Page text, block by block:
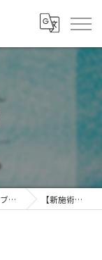
ブログ 【新施術一覧】